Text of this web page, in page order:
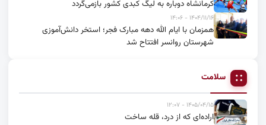
کرمانشاه دوباره به لیگ کبدی کشور بازمی‌گردد
۱۴۰۴/۱۱/۱۶ - ۱۴:۰۶
همزمان با ایام الله دهه مبارک فجر؛ استخر دانش‌آموزی
شهرستان روانسر افتتاح شد
سلامت
۱۴۰۵/۰۴/۱۵ - ۱۲:۰۷
اراده‌ای که از درد، قله ساخت